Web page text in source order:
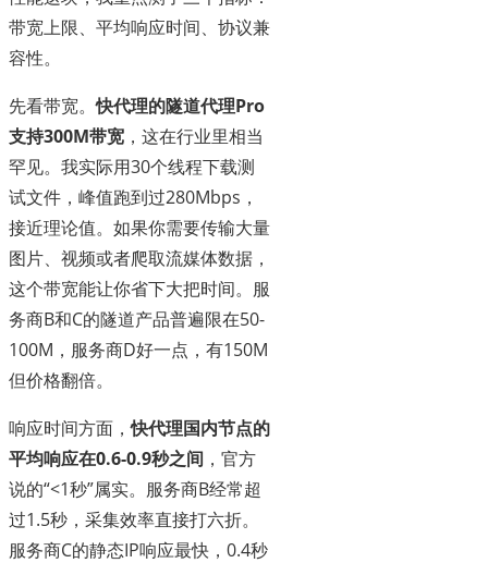
带宽上限、平均响应时间、协议兼
容性。
先看带宽。快代理的隧道代理Pro
支持300M带宽 ，这在行业里相当
罕见。我实际用30个线程下载测
试文件，峰值跑到过280Mbps，
接近理论值。如果你需要传输大量
图片、视频或者爬取流媒体数据，
这个带宽能让你省下大把时间。服
务商B和C的隧道产品普遍限在50-
100M，服务商D好一点，有150M
但价格翻倍。
响应时间方面，快代理国内节点的
平均响应在0.6-0.9秒之间 ，官方
说的“<1秒”属实。服务商B经常超
过1.5秒，采集效率直接打六折。
服务商C的静态IP响应最快，0.4秒